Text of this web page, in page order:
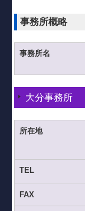
リンク集
お問い合わせ
事務所概略
事務所名
大分事務所
所在地
TEL
FAX